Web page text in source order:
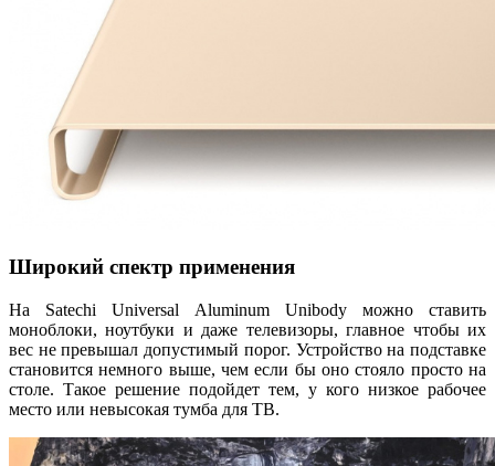
Широкий спектр применения
На Satechi Universal Aluminum Unibody можно ставить
моноблоки, ноутбуки и даже телевизоры, главное чтобы их
вес не превышал допустимый порог. Устройство на подставке
становится немного выше, чем если бы оно стояло просто на
столе. Такое решение подойдет тем, у кого низкое рабочее
место или невысокая тумба для ТВ.